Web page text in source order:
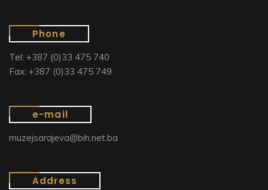
Phone
Tel: +387 (0)33 475 740
Fax: +387 (0)33 475 749
e-mail
muzejsarajeva@bih.net.ba
Address